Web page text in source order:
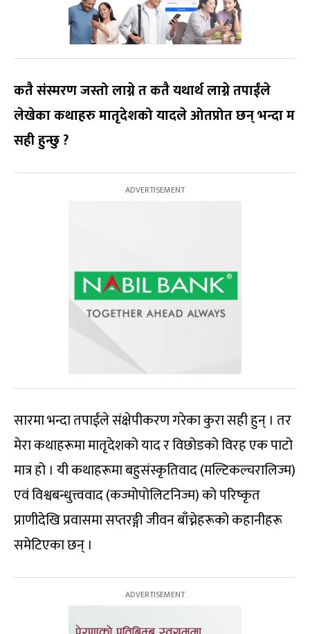
कतै संस्मरण जस्तो लाग्ने त कतै यथार्थ लाग्ने तपाईंले
लेखेका कथाहरु मातृदेशको यादले ओतप्रोत छन् भन्दा म
सही हुन्छु ?
सारमा भन्दा तपाईंले संक्षेपीकरण गरेका कुरा सही हुन् । तर
मेरा कथाहरूमा मातृदेशको याद र विछोडको विरह एक पाटो
मात्र हो । यी कथाहरूमा बहुसंस्कृतिवाद (मल्टिकल्चरालिज्म)
एवं विश्वबन्धुत्त्ववाद (कज्मोपोलिटनिज्म) को परिष्कृत
प्राणीदेखि प्रवासमा सप्तरङ्गी जीवन बाँच्नेहरूको कहानीहरू
समेटिएका छन् ।